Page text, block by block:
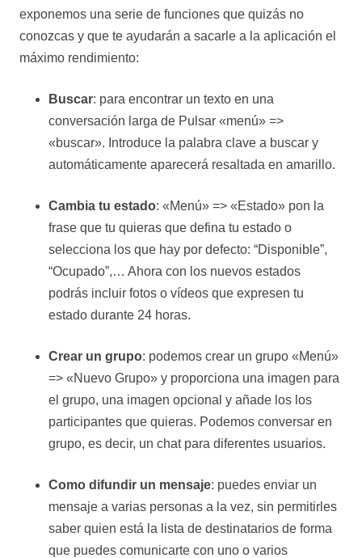
exponemos una serie de funciones que quizás no
conozcas y que te ayudarán a sacarle a la aplicación el
máximo rendimiento:
Buscar: para encontrar un texto en una
conversación larga de Pulsar «menú» =>
«buscar». Introduce la palabra clave a buscar y
automáticamente aparecerá resaltada en amarillo.
Cambia tu estado: «Menú» => «Estado» pon la
frase que tu quieras que defina tu estado o
selecciona los que hay por defecto: “Disponible”,
“Ocupado”,… Ahora con los nuevos estados
podrás incluir fotos o vídeos que expresen tu
estado durante 24 horas.
Crear un grupo: podemos crear un grupo «Menú»
=> «Nuevo Grupo» y proporciona una imagen para
el grupo, una imagen opcional y añade los los
participantes que quieras. Podemos conversar en
grupo, es decir, un chat para diferentes usuarios.
Como difundir un mensaje: puedes enviar un
mensaje a varias personas a la vez, sin permitirles
saber quien está la lista de destinatarios de forma
que puedes comunicarte con uno o varios